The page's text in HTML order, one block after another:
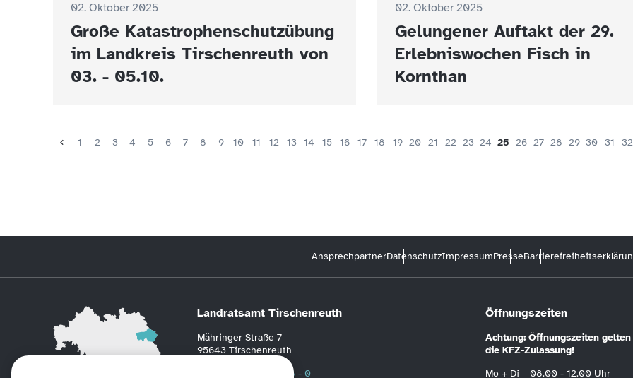
02. Oktober 2025
Große Katastrophenschutzübung
im Landkreis Tirschenreuth von
03. - 05.10.
02. Oktober 2025
Gelungener Auftakt der 29.
Erlebniswochen Fisch in
Kornthan
1 2 3 4 5 6 7 8 9 10 11 12 13 14 15 16 17 18 19 20 21 22 23 24 25 26 27 28 29 30 31 32
AnsprechpartnerDatenschutzImpressumPresse
Landratsamt Tirschenreuth
Mähringer Straße 7
95643 Tirschenreuth
0 96 31 / 88 - 0
Öffnungszeiten
Achtung: Öffnungszeiten
die KFZ-Zulassung!
Mo + Di
08.00 - 12.00 Uhr